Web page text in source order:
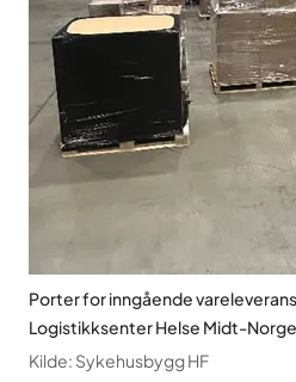
Porter for inngående
Logistikksenter Helse Midt-Norge
Kilde: Sykehusbygg HF